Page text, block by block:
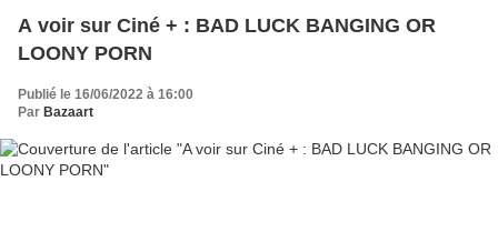
A voir sur Ciné + : BAD LUCK BANGING OR
LOONY PORN
Publié le 16/06/2022 à 16:00
Par Bazaart